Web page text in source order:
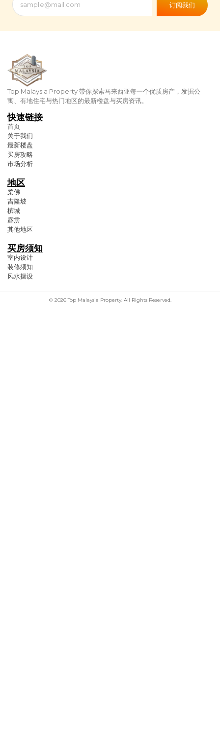
订阅我们
Top Malaysia Property 带你探索马来西亚每一个优质房产，发掘公
寓、有地住宅与热门地区的最新楼盘与买房资讯。
快速链接
首页
关于我们
最新楼盘
买房攻略
市场分析
地区
柔佛
吉隆坡
槟城
霹雳
其他地区
买房须知
室内设计
装修须知
风水摆设
© 2026 Top Malaysia Property. All Rights Reserved.